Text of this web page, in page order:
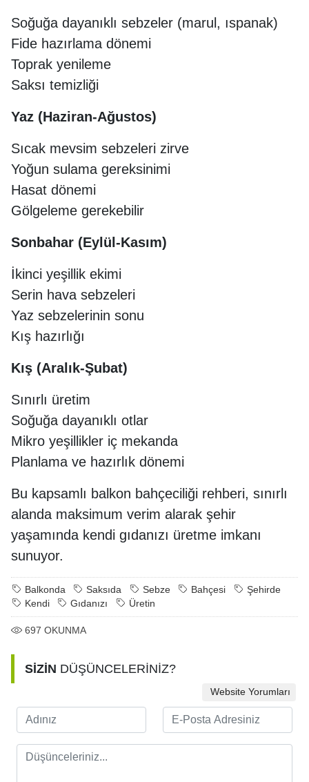
Soğuğa dayanıklı sebzeler (marul, ıspanak)
Fide hazırlama dönemi
Toprak yenileme
Saksı temizliği
Yaz (Haziran-Ağustos)
Sıcak mevsim sebzeleri zirve
Yoğun sulama gereksinimi
Hasat dönemi
Gölgeleme gerekebilir
Sonbahar (Eylül-Kasım)
İkinci yeşillik ekimi
Serin hava sebzeleri
Yaz sebzelerinin sonu
Kış hazırlığı
Kış (Aralık-Şubat)
Sınırlı üretim
Soğuğa dayanıklı otlar
Mikro yeşillikler iç mekanda
Planlama ve hazırlık dönemi
Bu kapsamlı balkon bahçeciliği rehberi, sınırlı
alanda maksimum verim alarak şehir
yaşamında kendi gıdanızı üretme imkanı
sunuyor.
Balkonda Saksıda Sebze Bahçesi
Şehirde
Kendi
Gıdanızı Üretin
697 OKUNMA
SİZİN DÜŞÜNCELERİNİZ?
Website Yorumları